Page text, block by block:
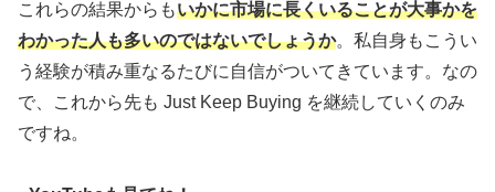
これらの結果からもいかに市場に長くいることが大事かを
わかった人も多いのではないでしょうか。私自身もこうい
う経験が積み重なるたびに自信がついてきています。なの
で、これから先も Just Keep Buying を継続していくのみ
ですね。